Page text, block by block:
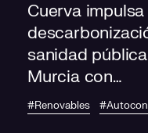
Cuerva
sanidad
Murcia con
autoconsumo
fotovoltaico en
#Renovables